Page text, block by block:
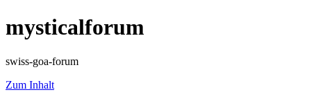
mysticalforum
swiss-goa-forum
Zum Inhalt